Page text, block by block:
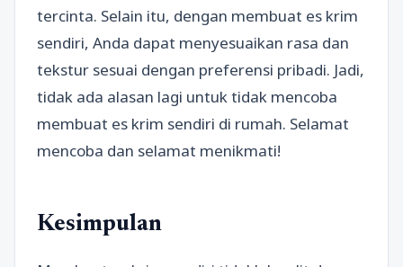
tercinta. Selain itu, dengan membuat es krim
sendiri, Anda dapat menyesuaikan rasa dan
tekstur sesuai dengan preferensi pribadi. Jadi,
tidak ada alasan lagi untuk tidak mencoba
membuat es krim sendiri di rumah. Selamat
mencoba dan selamat menikmati!
Kesimpulan